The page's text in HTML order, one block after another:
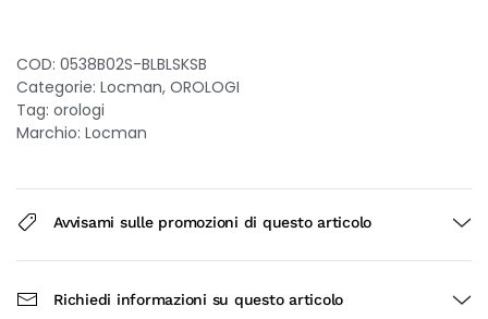
blu
quantità
COD: 0538B02S-BLBLSKSB
Categorie: Locman, OROLOGI
Tag: orologi
Marchio: Locman
Avvisami sulle promozioni di questo articolo
Richiedi informazioni su questo articolo